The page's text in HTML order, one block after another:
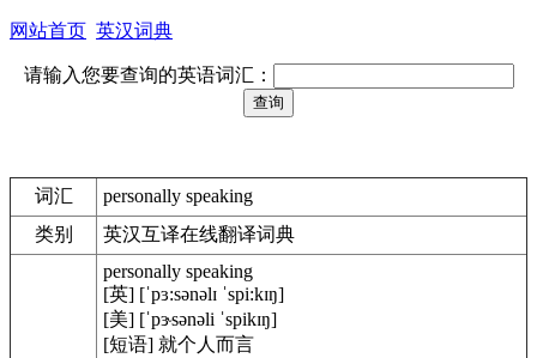
网站首页 英汉词典
请输入您要查询的英语词汇：
词汇
personally speaking
类别
英汉互译在线翻译词典
personally speaking
[英] [ˈpɜ:sənəlɪ ˈspi:kɪŋ]
[美] [ˈpɝsənəli ˈspikɪŋ]
[短语] 就个人而言